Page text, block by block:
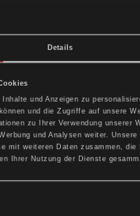
Details
und Anzeigen zu
und die Zugriffe auf unsere
zu Ihrer Verwendung unserer
und Analysen weiter.
mit weiteren Daten zusammen,
Ihrer Nutzung der Dienste